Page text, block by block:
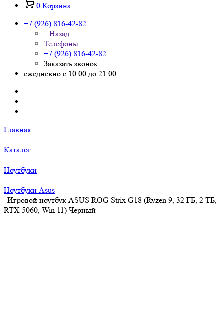
0 Корзина
+7 (926) 816-42-82
Назад
Телефоны
+7 (926) 816-42-82
Заказать звонок
ежедневно с 10:00 до 21:00
Главная
Каталог
Ноутбуки
Ноутбуки Asus
Игровой ноутбук ASUS ROG Strix G18 (Ryzen 9, 32 ГБ, 2 ТБ,
RTX 5060, Win 11) Черный